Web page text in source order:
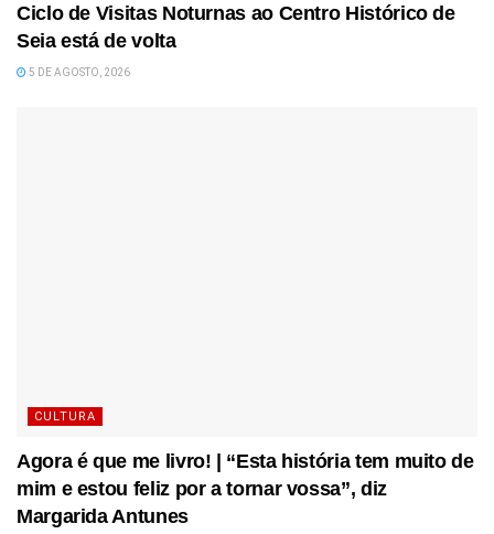
Ciclo de Visitas Noturnas ao Centro Histórico de
Seia está de volta
5 DE AGOSTO, 2026
CULTURA
Agora é que me livro! | “Esta história tem muito de
mim e estou feliz por a tornar vossa”, diz
Margarida Antunes